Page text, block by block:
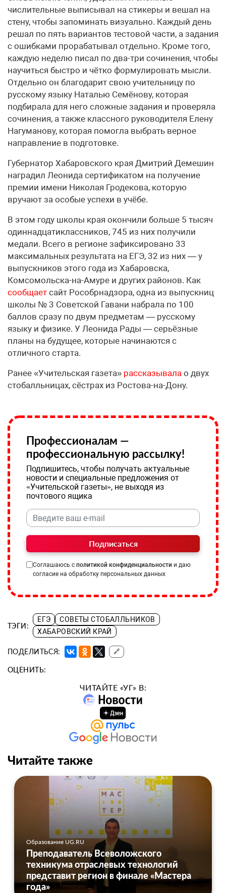
числительные выписывал на стикеры и вешал на
стену, чтобы запоминать визуально. Каждый день
решал по пять вариантов тестовой части, а задания
с ошибками прорабатывал отдельно. Кроме того,
каждую неделю писал по два-три сочинения, чтобы
научиться быстро и чётко формулировать мысли.
Отдельно он благодарит свою учительницу по
русскому языку Наталью Семёнову, которая
подбирала для него сложные задания и проверяла
сочинения, а также классного руководителя Елену
Нагуманову, которая помогла выбрать верное
направление в подготовке.
Губернатор Хабаровского края Дмитрий Демешин
наградил Леонида сертификатом на получение
премии имени Николая Гродекова, которую
вручают за особые успехи в учёбе.
В этом году школы края окончили больше 5 тысяч
одиннадцатиклассников, 745 из них получили
медали. Всего в регионе зафиксировано 33
максимальных результата на ЕГЭ, 32 из них — у
выпускников этого года из Хабаровска,
Комсомольска-на-Амуре и других районов. Как
сообщает сайт Рособрнадзора, одна из выпускниц
школы № 3 Советской Гавани набрала по 100
баллов сразу по двум предметам — русскому
языку и физике. У Леонида Рады — серьёзные
планы на будущее, которые начинаются с
отличного старта.
Ранее «Учительская газета» рассказывала о двух
стобалльницах, сёстрах из Ростова-на-Дону.
Профессионалам —
профессиональную рассылку!
Подпишитесь, чтобы получать актуальные
новости и специальные предложения от
«Учительской газеты», не выходя из
почтового ящика
Подписаться
Соглашаюсь с политикой конфиденциальности и даю
согласие на обработку персональных данных
ТЭГИ:
ЕГЭ
СОВЕТЫ СТОБАЛЛЬНИКОВ
ХАБАРОВСКИЙ КРАЙ
ПОДЕЛИТЬСЯ: 🔗
ОЦЕНИТЬ:
ЧИТАЙТЕ «УГ» В:
Читайте также
Образование UG.RU
Преподаватель Всеволожского
техникума отраслевых технологий
представит регион в финале «Мастера
года»